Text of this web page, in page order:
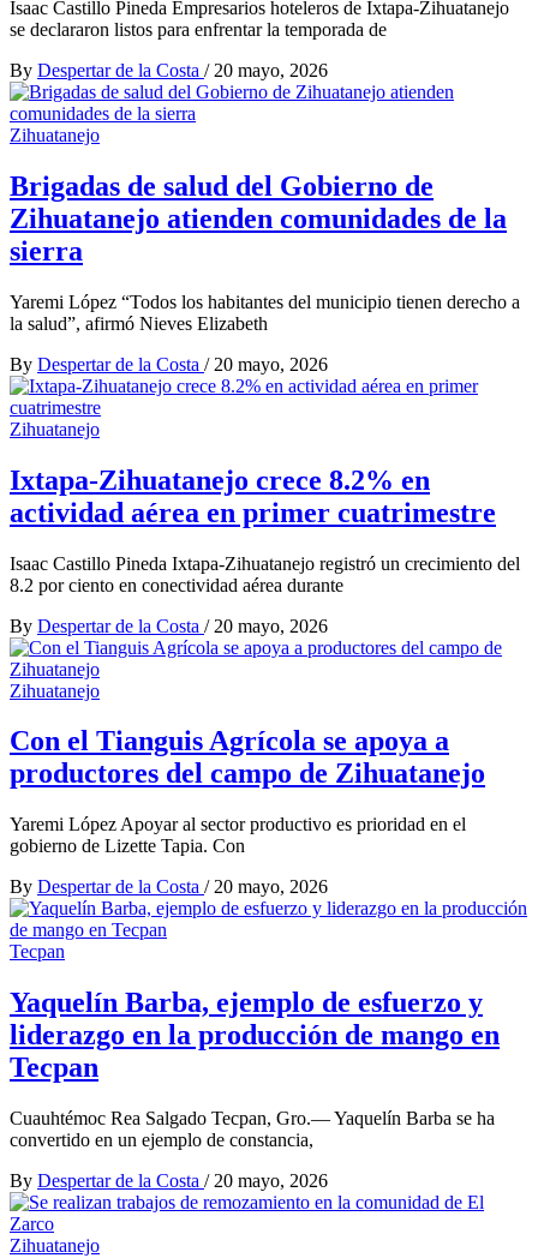
Isaac Castillo Pineda Empresarios hoteleros de Ixtapa-Zihuatanejo
se declararon listos para enfrentar la temporada de
By Despertar de la Costa / 20 mayo, 2026
Zihuatanejo
Brigadas de salud del Gobierno de
Zihuatanejo atienden comunidades de la
sierra
Yaremi López “Todos los habitantes del municipio tienen derecho a
la salud”, afirmó Nieves Elizabeth
By Despertar de la Costa / 20 mayo, 2026
Zihuatanejo
Ixtapa-Zihuatanejo crece 8.2% en
actividad aérea en primer cuatrimestre
Isaac Castillo Pineda Ixtapa-Zihuatanejo registró un crecimiento del
8.2 por ciento en conectividad aérea durante
By Despertar de la Costa / 20 mayo, 2026
Zihuatanejo
Con el Tianguis Agrícola se apoya a
productores del campo de Zihuatanejo
Yaremi López Apoyar al sector productivo es prioridad en el
gobierno de Lizette Tapia. Con
By Despertar de la Costa / 20 mayo, 2026
Tecpan
Yaquelín Barba, ejemplo de esfuerzo y
liderazgo en la producción de mango en
Tecpan
Cuauhtémoc Rea Salgado Tecpan, Gro.— Yaquelín Barba se ha
convertido en un ejemplo de constancia,
By Despertar de la Costa / 20 mayo, 2026
Zihuatanejo